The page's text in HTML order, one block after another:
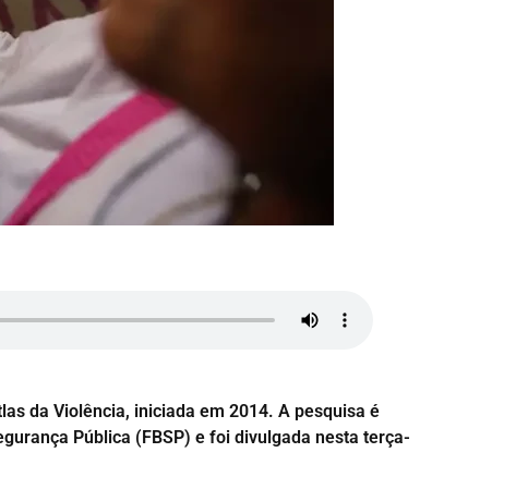
da Violência, iniciada em 2014. A pesquisa é
Pública (FBSP) e foi divulgada nesta terça-